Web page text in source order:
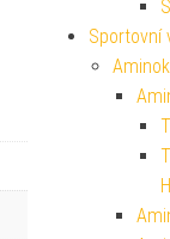
Sportovní